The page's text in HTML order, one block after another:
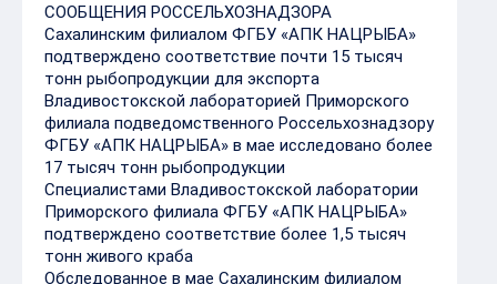
СООБЩЕНИЯ РОССЕЛЬХОЗНАДЗОРА
Сахалинским филиалом ФГБУ «АПК НАЦРЫБА»
подтверждено соответствие почти 15 тысяч
тонн рыбопродукции для экспорта
Владивостокской лабораторией Приморского
филиала подведомственного Россельхознадзору
ФГБУ «АПК НАЦРЫБА» в мае исследовано более
17 тысяч тонн рыбопродукции
Специалистами Владивостокской лаборатории
Приморского филиала ФГБУ «АПК НАЦРЫБА»
подтверждено соответствие более 1,5 тысяч
тонн живого краба
Обследованное в мае Сахалинским филиалом